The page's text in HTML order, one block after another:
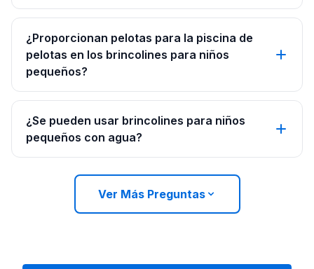
¿Proporcionan pelotas para la piscina de
pelotas en los brincolines para niños
pequeños?
¿Se pueden usar brincolines para niños
pequeños con agua?
Ver Más Preguntas